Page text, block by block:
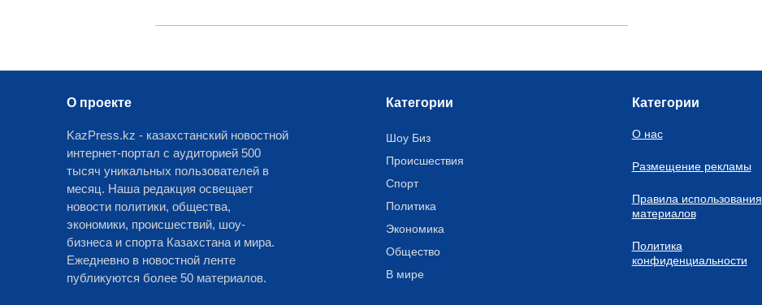
О проекте
KazPress.kz - казахстанский новостной
интернет-портал с аудиторией 500
тысяч уникальных пользователей в
месяц. Наша редакция освещает
новости политики, общества,
экономики, происшествий, шоу-
бизнеса и спорта Казахстана и мира.
Ежедневно в новостной ленте
публикуются более 50 материалов.
Категории
Шоу Биз
Происшествия
Спорт
Политика
Экономика
Общество
В мире
Категории
О нас
Размещение рекламы
Правила использования
материалов
Политика
конфиденциальности